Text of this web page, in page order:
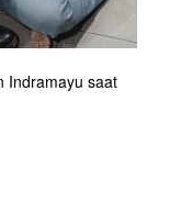
Indramayu saat